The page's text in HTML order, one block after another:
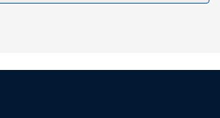
servicios que se te ofrecen, como